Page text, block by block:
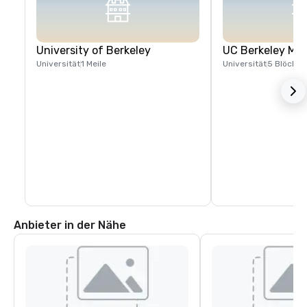
University of Berkeley
Universität1 Meile
UC Berkeley
Universität5 Blöcke
Anbieter in der Nähe